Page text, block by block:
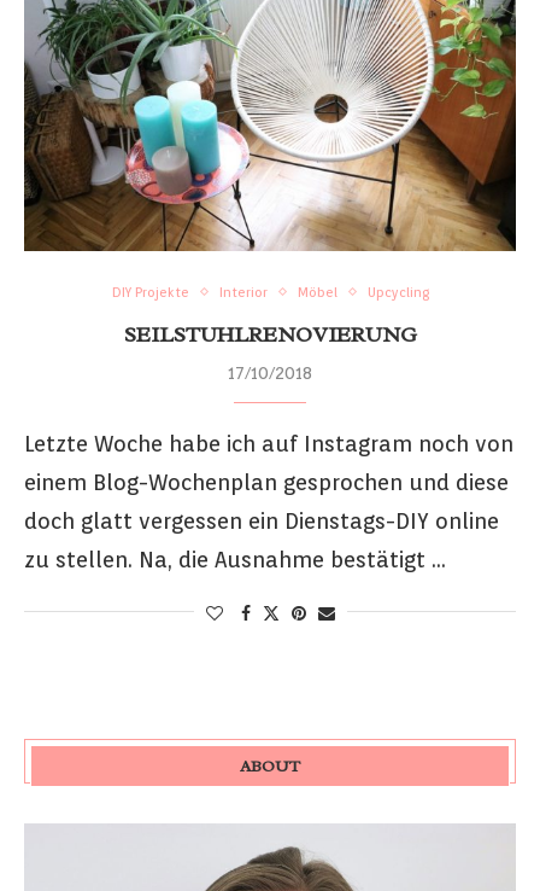
DIY Projekte Interior Möbel Upcycling
SEILSTUHLRENOVIERUNG
17/10/2018
Letzte Woche habe ich auf Instagram noch von
einem Blog-Wochenplan gesprochen und diese
doch glatt vergessen ein Dienstags-DIY online
zu stellen. Na, die Ausnahme bestätigt …
ABOUT